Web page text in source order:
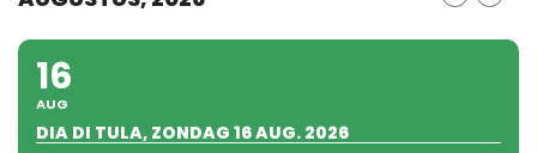
16
AUG
DIA DI TULA, ZONDAG 16 AUG. 2026